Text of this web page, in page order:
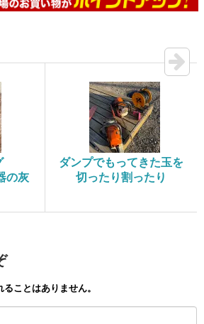
の灰
ダンプでもってきた玉を
切ったり割ったり
ことはありません。